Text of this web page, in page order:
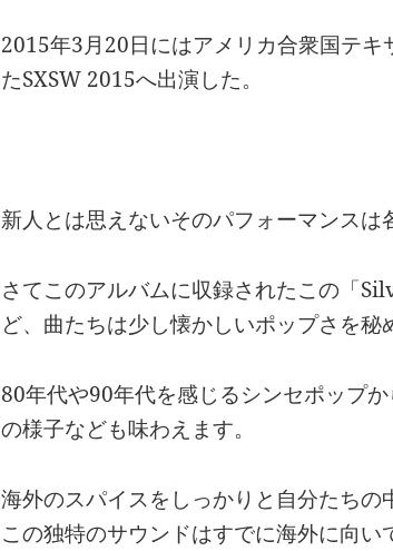
2015年3月20日にはアメリカ合衆国テ
たSXSW 2015へ出演した。
新人とは思えないそのパフォーマンスは
さてこのアルバムに収録されたこの「
ど、曲たちは少し懐かしいポップさを秘
80年代や90年代を感じるシンセポップ
の様子なども味わえます。
海外のスパイスをしっかりと自分たち
この独特のサウンドはすでに海外に向